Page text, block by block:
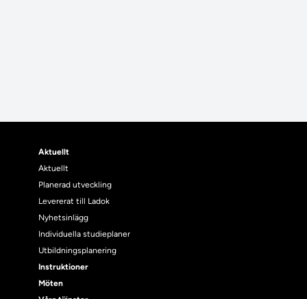
Aktuellt
Aktuellt
Planerad utveckling
Levererat till Ladok
Nyhetsinlägg
Individuella studieplaner
Utbildningsplanering
Instruktioner
Möten